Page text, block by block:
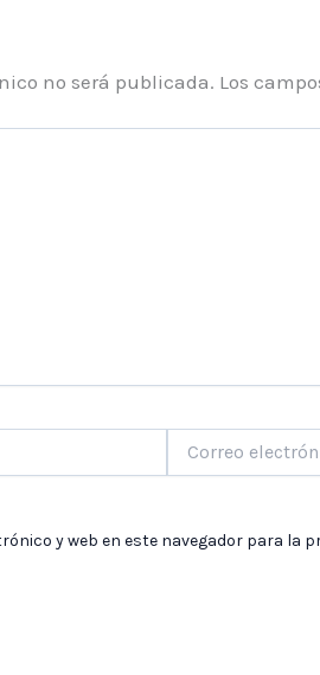
no será publicada. Los
electrónico*
y web en este navegador para la